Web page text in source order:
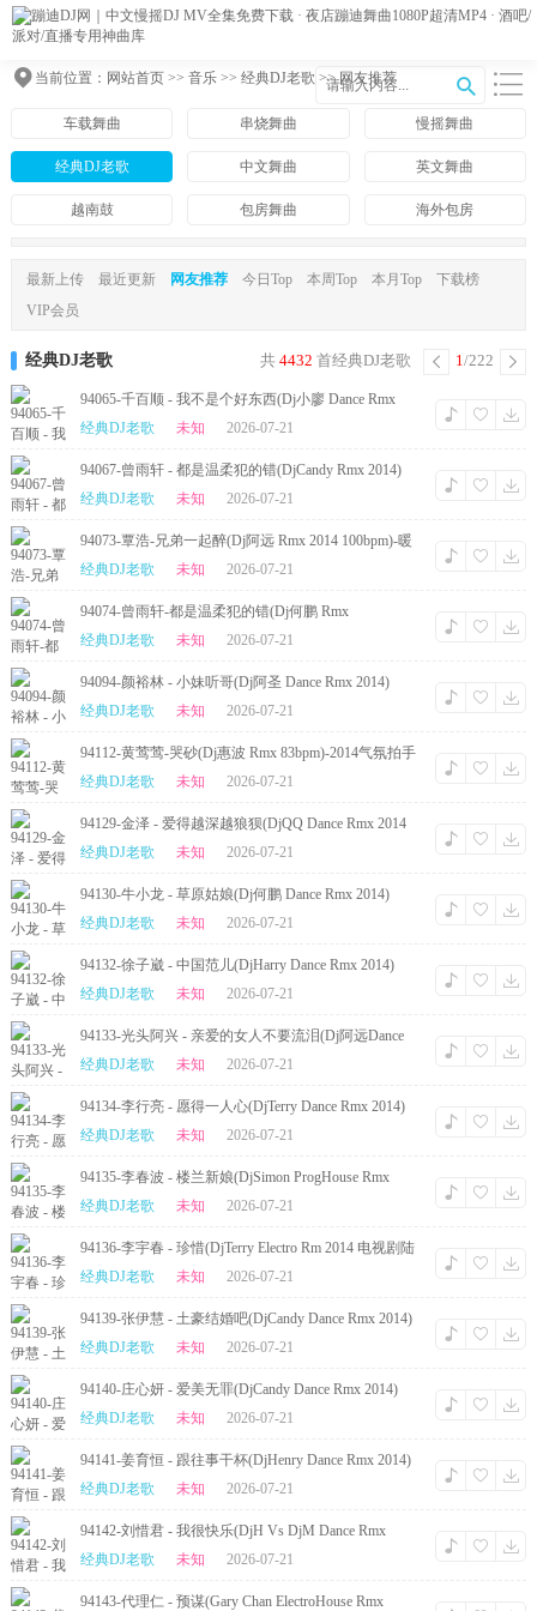
当前位置： 网站首页>> 音乐>> 经典DJ老歌 >> 网友推荐
车载舞曲 串烧舞曲 慢摇舞曲
经典DJ老歌 中文舞曲 英文舞曲
越南鼓 包房舞曲 海外包房
最新上传 最近更新 网友推荐 今日Top 本周Top 本月Top
下载榜
VIP会员
经典DJ老歌 共 4432 首经典DJ老歌 1/222
94065-千百顺 - 我不是个好东西(Dj小廖 Dance Rmx
2014)
经典DJ老歌 未知 2026-07-21
94067-曾雨轩 - 都是温柔犯的错(DjCandy Rmx 2014)
经典DJ老歌
未知 2026-07-21
94073-覃浩-兄弟一起醉(Dj阿远 Rmx 2014 100bpm)-暖
场Reggae
经典DJ老歌 未知 2026-07-21
94074-曾雨轩-都是温柔犯的错(Dj何鹏 Rmx
100bpm)-2014暖场Funky
经典DJ老歌 未知 2026-07-21
94094-颜裕林 - 小妹听哥(Dj阿圣 Dance Rmx 2014)
经典DJ老歌
未知 2026-07-21
94112-黄莺莺-哭砂(Dj惠波 Rmx 83bpm)-2014气氛拍手
HipHop
经典DJ老歌 未知 2026-07-21
94129-金泽 - 爱得越深越狼狈(DjQQ Dance Rmx 2014
弹)
经典DJ老歌 未知 2026-07-21
94130-牛小龙 - 草原姑娘(Dj何鹏 Dance Rmx 2014)
经典DJ老歌
未知 2026-07-21
94132-徐子崴 - 中国范儿(DjHarry Dance Rmx 2014)
经典DJ老歌
未知 2026-07-21
94133-光头阿兴 - 亲爱的女人不要流泪(Dj阿远Dance
Rmx 2014)
经典DJ老歌 未知 2026-07-21
94134-李行亮 - 愿得一人心(DjTerry Dance Rmx 2014)
经典DJ老歌
未知 2026-07-21
94135-李春波 - 楼兰新娘(DjSimon ProgHouse Rmx
2014)
经典DJ老歌 未知 2026-07-21
94136-李宇春 - 珍惜(DjTerry Electro Rm 2014 电视剧陆
贞传奇主题曲)
经典DJ老歌 未知 2026-07-21
94139-张伊慧 - 土豪结婚吧(DjCandy Dance Rmx 2014)
经典DJ老歌
未知 2026-07-21
94140-庄心妍 - 爱美无罪(DjCandy Dance Rmx 2014)
经典DJ老歌
未知 2026-07-21
94141-姜育恒 - 跟往事干杯(DjHenry Dance Rmx 2014)
经典DJ老歌
未知 2026-07-21
94142-刘惜君 - 我很快乐(DjH Vs DjM Dance Rmx
2014)
经典DJ老歌 未知 2026-07-21
94143-代理仁 - 预谋(Gary Chan ElectroHouse Rmx